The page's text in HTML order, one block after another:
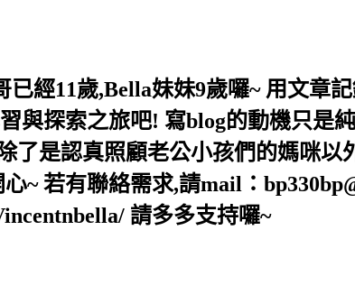
已經11歲,Bella妹妹9歲囉~ 用文章
與探索之旅吧! 寫blog的動機只是
了是認真照顧老公小孩們的媽咪
~ 若有聯絡需求,請mail：
請多多支持囉~